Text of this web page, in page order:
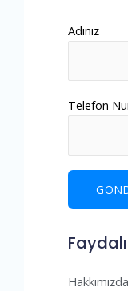
Adınız
Telefon
Hakkımızda